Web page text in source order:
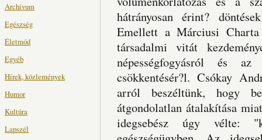
Archívum
Egészség
Életmód
Egyéb
Hírek, közlemények
Humor
Kultúra
Lapszél
hátrányosan érint?
Emellett a Márciusi
társadalmi vitát
népességfogyásról és az
csökkentésér?l. Csókay
arról beszéltünk, hogy
átgondolatlan átalakítása
idegsebész úgy vélte: